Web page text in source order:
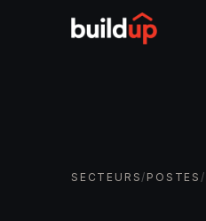
SECTEURS/ POSTES/